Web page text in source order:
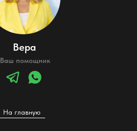
Ваш помощник
Вера
На главную